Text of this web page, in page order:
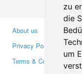
zu
die
um
About us
Privacy Policy
Terms & Conditions